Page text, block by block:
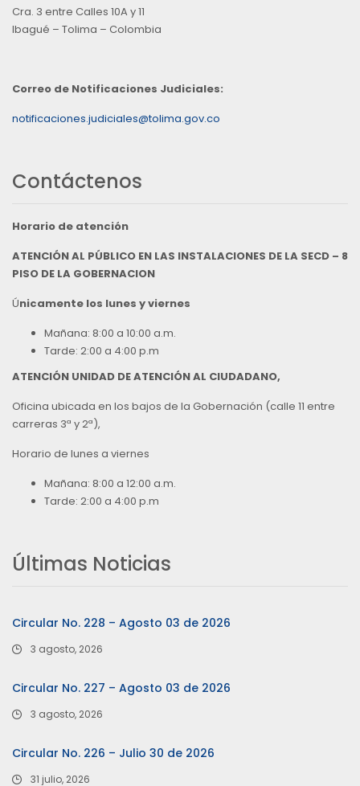
Cra. 3 entre Calles 10A y 11
Ibagué – Tolima – Colombia
Correo de Notificaciones Judiciales:
notificaciones.judiciales@tolima.gov.co
Contáctenos
Horario de atención
ATENCIÓN AL PÚBLICO EN LAS INSTALACIONES DE LA SECD – 8
PISO DE LA GOBERNACION
Únicamente los lunes y viernes
Mañana: 8:00 a 10:00 a.m.
Tarde: 2:00 a 4:00 p.m
ATENCIÓN UNIDAD DE ATENCIÓN AL CIUDADANO,
Oficina ubicada en los bajos de la Gobernación (calle 11 entre
carreras 3ª y 2ª),
Horario de lunes a viernes
Mañana: 8:00 a 12:00 a.m.
Tarde: 2:00 a 4:00 p.m
Últimas Noticias
Circular No. 228 – Agosto 03 de 2026
3 agosto, 2026
Circular No. 227 – Agosto 03 de 2026
3 agosto, 2026
Circular No. 226 – Julio 30 de 2026
31 julio, 2026